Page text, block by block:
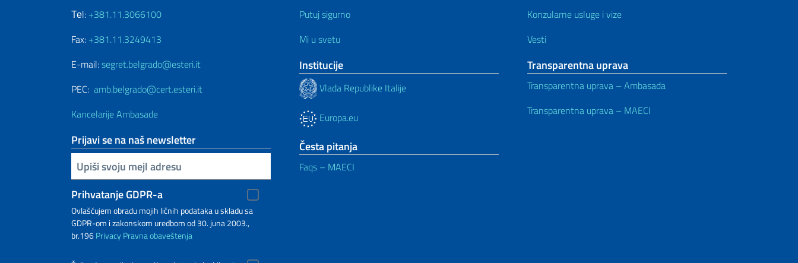
Теl: +381.11.3066100
Fax: +381.11.3249413
E-mail:segret.belgrado@esteri.it
PEC: amb.belgrado@cert.esteri.it
Kancelarije Ambasade
Prijavi se na naš newsletter
Upiši vaš imejl
Prihvatanje GDPR-a
Ovlašćujem obradu mojih ličnih podataka u skladu sa
GDPR-om i zakonskom uredbom od 30. juna 2003.,
br.196PrivacyPravna obaveštenja
Putuj sigurno
Mi u svetu
Institucije
Vlada Republike Italije
Europa.eu
Česta pitanja
Faqs – MAECI
Konzularne usluge i vize
Vesti
Transparentna uprava
Transparentna uprava – Ambasada
Transparentna uprava – MAECI